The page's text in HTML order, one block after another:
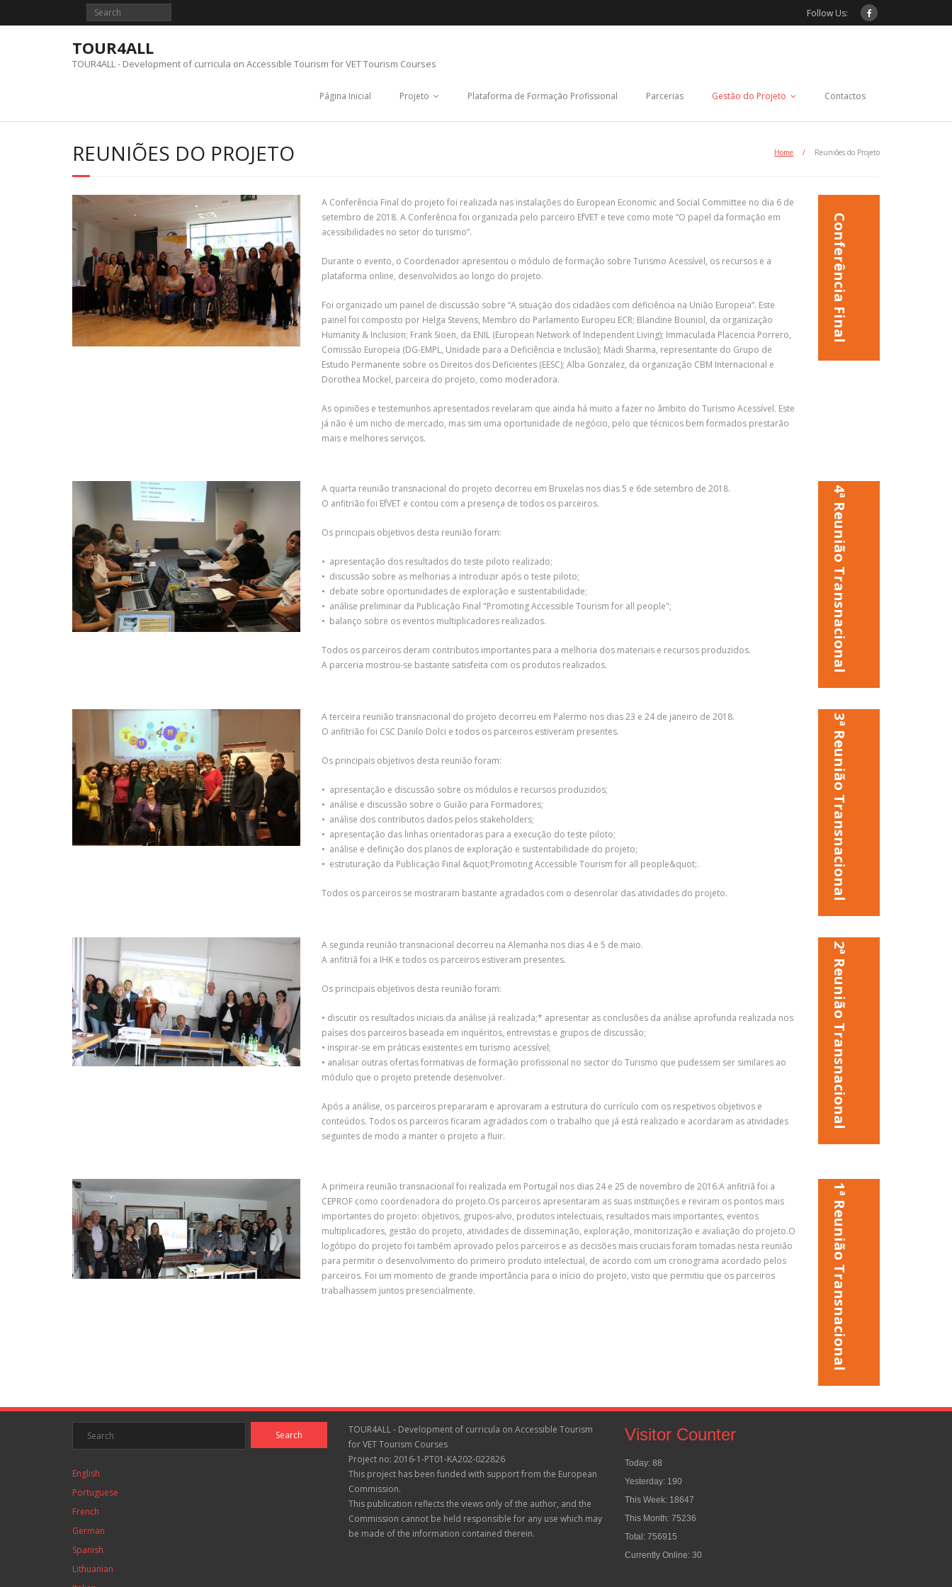
Follow Us:
TOUR4ALL
TOUR4ALL - Development of curricula on Accessible Tourism for VET Tourism Courses
Página Inicial Projeto Plataforma de Formação Profissional Parcerias Gestão do Projeto Contactos
REUNIÕES DO PROJETO Home / Reuniões do Projeto
A Conferência Final do projeto foi realizada nas instalações do European Economic and Social Committee no dia 6 de
setembro de 2018. A Conferência foi organizada pelo parceiro EfVET e teve como mote “O papel da formação em
acessibilidades no setor do turismo”.
Durante o evento, o Coordenador apresentou o módulo de formação sobre Turismo Acessível, os recursos e a
plataforma online, desenvolvidos ao longo do projeto.
Foi organizado um painel de discussão sobre “A situação dos cidadãos com deficiência na União Europeia”. Este
painel foi composto por Helga Stevens, Membro do Parlamento Europeu ECR; Blandine Bouniol, da organização
Humanity & Inclusion; Frank Sioen, da ENIL (European Network of Independent Living); Immaculada Placencia Porrero,
Comissão Europeia (DG-EMPL, Unidade para a Deficiência e Inclusão); Madi Sharma, representante do Grupo de
Estudo Permanente sobre os Direitos dos Deficientes (EESC); Alba Gonzalez, da organização CBM Internacional e
Dorothea Mockel, parceira do projeto, como moderadora.
As opiniões e testemunhos apresentados revelaram que ainda há muito a fazer no âmbito do Turismo Acessível. Este
já não é um nicho de mercado, mas sim uma oportunidade de negócio, pelo que técnicos bem formados prestarão
mais e melhores serviços.
Conferência Final
A quarta reunião transnacional do projeto decorreu em Bruxelas nos dias 5 e 6de setembro de 2018.
O anfitrião foi EfVET e contou com a presença de todos os parceiros.
Os principais objetivos desta reunião foram:
• apresentação dos resultados do teste piloto realizado;
• discussão sobre as melhorias a introduzir após o teste piloto;
• debate sobre oportunidades de exploração e sustentabilidade;
• análise preliminar da Publicação Final "Promoting Accessible Tourism for all people";
• balanço sobre os eventos multiplicadores realizados.
Todos os parceiros deram contributos importantes para a melhoria dos materiais e recursos produzidos.
A parceria mostrou-se bastante satisfeita com os produtos realizados.
4ª Reunião Transnacional
A terceira reunião transnacional do projeto decorreu em Palermo nos dias 23 e 24 de janeiro de 2018.
O anfitrião foi CSC Danilo Dolci e todos os parceiros estiveram presentes.
Os principais objetivos desta reunião foram:
• apresentação e discussão sobre os módulos e recursos produzidos;
• análise e discussão sobre o Guião para Formadores;
• análise dos contributos dados pelos stakeholders;
• apresentação das linhas orientadoras para a execução do teste piloto;
• análise e definição dos planos de exploração e sustentabilidade do projeto;
• estruturação da Publicação Final &quot;Promoting Accessible Tourism for all people&quot;.
Todos os parceiros se mostraram bastante agradados com o desenrolar das atividades do projeto. 3ª Reunião Transnacional
A segunda reunião transnacional decorreu na Alemanha nos dias 4 e 5 de maio.
A anfitriã foi a IHK e todos os parceiros estiveram presentes.
Os principais objetivos desta reunião foram:
• discutir os resultados iniciais da análise já realizada;* apresentar as conclusões da análise aprofunda realizada nos
países dos parceiros baseada em inquéritos, entrevistas e grupos de discussão;
• inspirar-se em práticas existentes em turismo acessível;
• analisar outras ofertas formativas de formação profissional no sector do Turismo que pudessem ser similares ao
módulo que o projeto pretende desenvolver.
Após a análise, os parceiros prepararam e aprovaram a estrutura do currículo com os respetivos objetivos e
conteúdos. Todos os parceiros ficaram agradados com o trabalho que já está realizado e acordaram as atividades
seguintes de modo a manter o projeto a fluir.
2ª Reunião Transnacional
A primeira reunião transnacional foi realizada em Portugal nos dias 24 e 25 de novembro de 2016.A anfitriã foi a
CEPROF como coordenadora do projeto.Os parceiros apresentaram as suas instituições e reviram os pontos mais
importantes do projeto: objetivos, grupos-alvo, produtos intelectuais, resultados mais importantes, eventos
multiplicadores, gestão do projeto, atividades de disseminação, exploração, monitorização e avaliação do projeto.O
logótipo do projeto foi também aprovado pelos parceiros e as decisões mais cruciais foram tomadas nesta reunião
para permitir o desenvolvimento do primeiro produto intelectual, de acordo com um cronograma acordado pelos
parceiros. Foi um momento de grande importância para o início do projeto, visto que permitiu que os parceiros
trabalhassem juntos presencialmente.
1ª Reunião Transnacional
English
Portuguese
French
German
Spanish
Lithuanian
TOUR4ALL - Development of curricula on Accessible Tourism
for VET Tourism Courses
Project no: 2016-1-PT01-KA202-022826
This project has been funded with support from the European
Commission.
This publication reflects the views only of the author, and the
Commission cannot be held responsible for any use which may
be made of the information contained therein.
Visitor Counter
Today: 88
Yesterday: 190
This Week: 18647
This Month: 75236
Total: 756915
Currently Online: 30